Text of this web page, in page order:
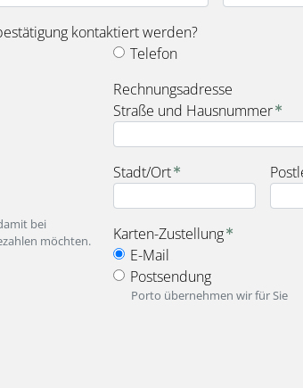
kontaktiert werden?
Telefon
bei
möchten.
fieldset_for_payment_options
Rechnungsadresse
Straße und Hausnummer
Stadt/Ort
fieldset_for_delivery_options
Karten-Zustellung
E-Mail
Postsendung
Porto übernehmen wir für Sie